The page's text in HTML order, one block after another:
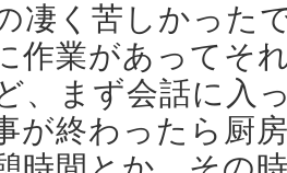
凄く苦しかった
作業があってそ
、まず会話に入
が終わったら厨